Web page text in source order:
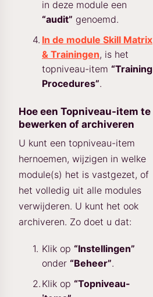
in deze module een
“audit” genoemd.
In de module Skill Matrix
& Trainingen, is het
topniveau-item “Training
Procedures”.
Hoe een Topniveau-item te
bewerken of archiveren
U kunt een topniveau-item
hernoemen, wijzigen in welke
module(s) het is vastgezet, of
het volledig uit alle modules
verwijderen. U kunt het ook
archiveren. Zo doet u dat:
Klik op “Instellingen”
onder “Beheer”.
Klik op “Topniveau-